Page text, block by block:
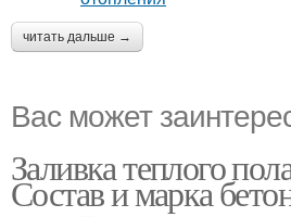
читать дальше →
Вас может
Заливка теплого
Состав и марка